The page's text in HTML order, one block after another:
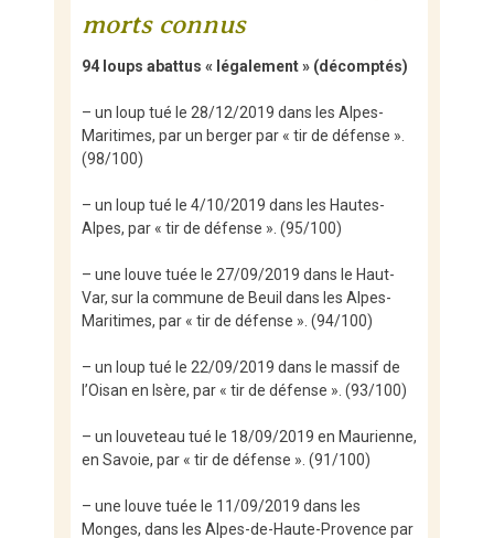
morts connus
94 loups abattus « légalement » (décomptés)
– un loup tué le 28/12/2019 dans les Alpes-
Maritimes, par un berger par « tir de défense ».
(98/100)
– un loup tué le 4/10/2019 dans les Hautes-
Alpes, par « tir de défense ». (95/100)
– une louve tuée le 27/09/2019 dans le Haut-
Var, sur la commune de Beuil dans les Alpes-
Maritimes, par « tir de défense ». (94/100)
– un loup tué le 22/09/2019 dans le massif de
l’Oisan en Isère, par « tir de défense ». (93/100)
– un louveteau tué le 18/09/2019 en Maurienne,
en Savoie, par « tir de défense ». (91/100)
– une louve tuée le 11/09/2019 dans les
Monges, dans les Alpes-de-Haute-Provence par